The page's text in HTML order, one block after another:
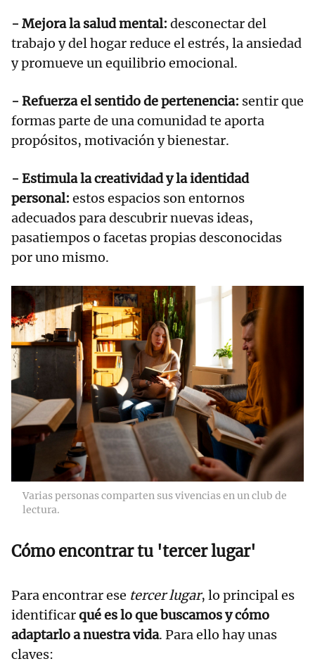
- Mejora la salud mental: desconectar del
trabajo y del hogar reduce el estrés, la ansiedad
y promueve un equilibrio emocional.
- Refuerza el sentido de pertenencia: sentir que
formas parte de una comunidad te aporta
propósitos, motivación y bienestar.
- Estimula la creatividad y la identidad
personal: estos espacios son entornos
adecuados para descubrir nuevas ideas,
pasatiempos o facetas propias desconocidas
por uno mismo.
Varias personas comparten sus vivencias en un club de
lectura.
Cómo encontrar tu 'tercer lugar'
Para encontrar ese tercer lugar, lo principal es
identificarqué es lo que buscamos y cómo
adaptarlo a nuestra vida. Para ello hay unas
claves: